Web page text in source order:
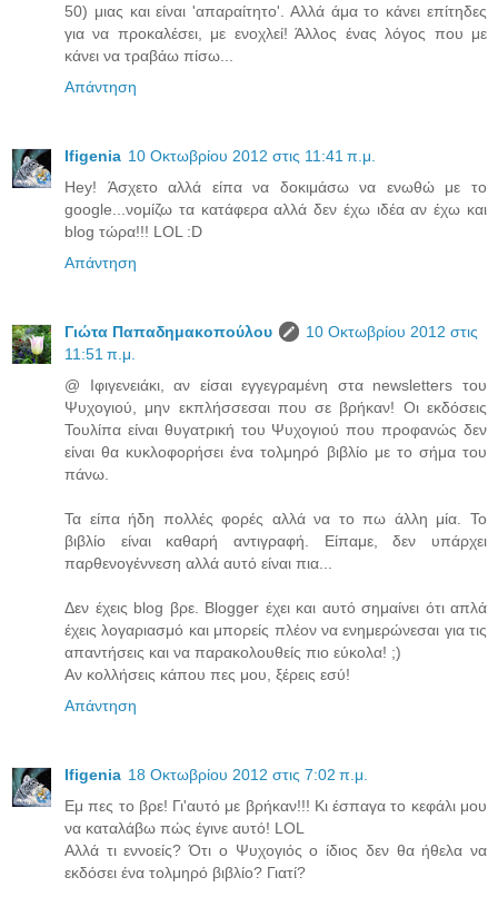
50) μιας και είναι 'απαραίτητο'. Αλλά άμα το κάνει επίτηδες
για να προκαλέσει, με ενοχλεί! Άλλος ένας λόγος που με
κάνει να τραβάω πίσω...
Απάντηση
Ifigenia 10 Οκτωβρίου 2012 στις 11:41 π.μ.
Hey! Άσχετο αλλά είπα να δοκιμάσω να ενωθώ με το
google...νομίζω τα κατάφερα αλλά δεν έχω ιδέα αν έχω και
blog τώρα!!! LOL :D
Απάντηση
Γιώτα Παπαδημακοπούλου
10 Οκτωβρίου 2012 στις
11:51 π.μ.
@ Ιφιγενειάκι, αν είσαι εγγεγραμένη στα newsletters του
Ψυχογιού, μην εκπλήσσεσαι που σε βρήκαν! Οι εκδόσεις
Τουλίπα είναι θυγατρική του Ψυχογιού που προφανώς δεν
είναι θα κυκλοφορήσει ένα τολμηρό βιβλίο με το σήμα του
πάνω.
Τα είπα ήδη πολλές φορές αλλά να το πω άλλη μία. Το
βιβλίο είναι καθαρή αντιγραφή. Είπαμε, δεν υπάρχει
παρθενογέννεση αλλά αυτό είναι πια...
Δεν έχεις blog βρε. Blogger έχει και αυτό σημαίνει ότι απλά
έχεις λογαριασμό και μπορείς πλέον να ενημερώνεσαι για τις
απαντήσεις και να παρακολουθείς πιο εύκολα! ;)
Αν κολλήσεις κάπου πες μου, ξέρεις εσύ!
Απάντηση
Ifigenia 18 Οκτωβρίου 2012 στις 7:02 π.μ.
Εμ πες το βρε! Γι'αυτό με βρήκαν!!! Κι έσπαγα το κεφάλι μου
να καταλάβω πώς έγινε αυτό! LOL
Αλλά τι εννοείς? Ότι ο Ψυχογιός ο ίδιος δεν θα ήθελα να
εκδόσει ένα τολμηρό βιβλίο? Γιατί?